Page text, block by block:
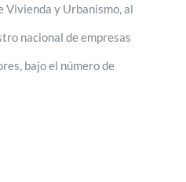
y Urbanismo, al
nacional de empresas
bajo el número de